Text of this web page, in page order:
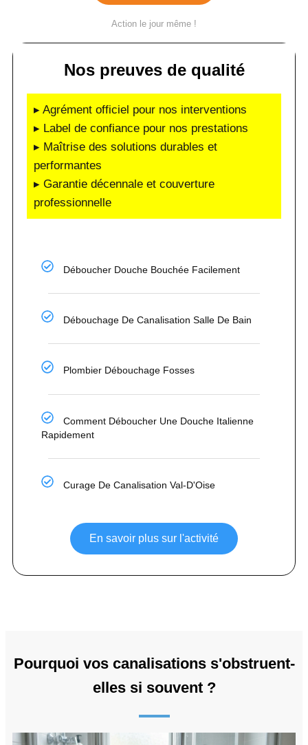
Action le jour même !
Nos preuves de qualité
▸ Agrément officiel pour nos interventions
▸ Label de confiance pour nos prestations
▸ Maîtrise des solutions durables et
performantes
▸ Garantie décennale et couverture
professionnelle
Déboucher Douche Bouchée Facilement
Débouchage De Canalisation Salle De Bain
Plombier Débouchage Fosses
Comment Déboucher Une Douche Italienne
Rapidement
Curage De Canalisation Val-D'Oise
En savoir plus sur l'activité
Pourquoi vos canalisations s'obstruent-
elles si souvent ?